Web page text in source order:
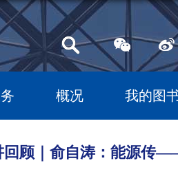
概况 我的图
回顾｜俞自涛：能源传